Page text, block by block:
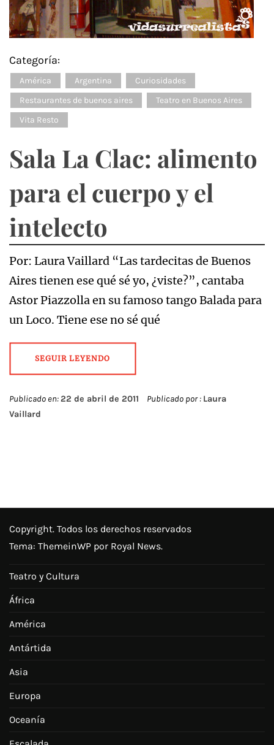
Categoría:
América Argentina
Curiosidades
Restaurantes de buenos aires
Teatro en Buenos Aires
Vita Resto
Sala La Clac: alimento
para el cuerpo y el
intelecto
Por: Laura Vaillard “Las tardecitas de Buenos
Aires tienen ese qué sé yo, ¿viste?”, cantaba
Astor Piazzolla en su famoso tango Balada para
un Loco. Tiene ese no sé qué
SEGUIR LEYENDO
Publicado en:22 de abril de 2011 Publicado por : Laura
Vaillard
Copyright. Todos los derechos reservados
Tema: ThemeinWP por Royal News.
Teatro y Cultura
África
América
Antártida
Asia
Europa
Oceanía